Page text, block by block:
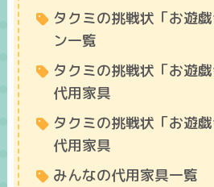
タクミの挑戦状「お遊
ン一覧
タクミの挑戦状「お遊
代用家具
タクミの挑戦状「お遊
代用家具
みんなの代用家具一覧